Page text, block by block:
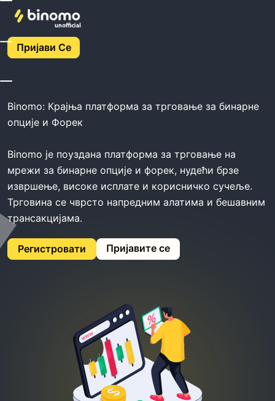
Пријави Се
Binomo Broker -
Binomo: Крајња платформа за трговање за бинарне
опције и Форек
Binomo је поуздана платформа за трговање на
мрежи за бинарне опције и форек, нудећи брзе
извршење, високе исплате и корисничко сучеље.
Трговина се чврсто напредним алатима и бешавним
трансакцијама.
Регистровати Пријавите се